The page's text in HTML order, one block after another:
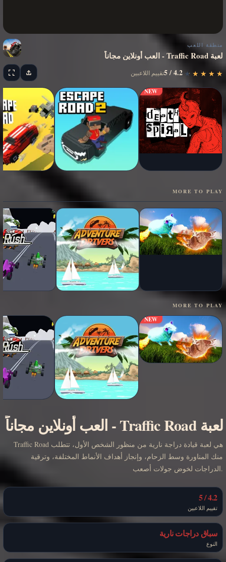
منطقة اللعب
لعبة Traffic Road - العب أونلاين مجاناً
★
★
★
★
★
★
★
★
★
★
4.2 / 5 تقييم اللاعبين
NEW
MORE TO PLAY
MORE TO PLAY
NEW
لعبة Traffic Road - العب أونلاين مجاناً
Traffic Road هي لعبة قيادة دراجة نارية من منظور الشخص الأول، تتطلب
منك المناورة وسط الزحام، وإنجاز أهداف الأنماط المختلفة، وترقية
الدراجات لخوض جولات أصعب.
4.2 / 5
تقييم اللاعبين
سباق دراجات نارية
النوع